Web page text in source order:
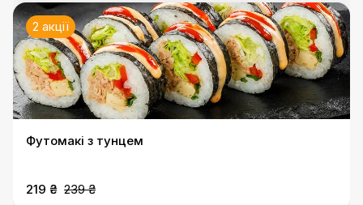
2 акції
Футомакі з тунцем
219 ₴ 239 ₴